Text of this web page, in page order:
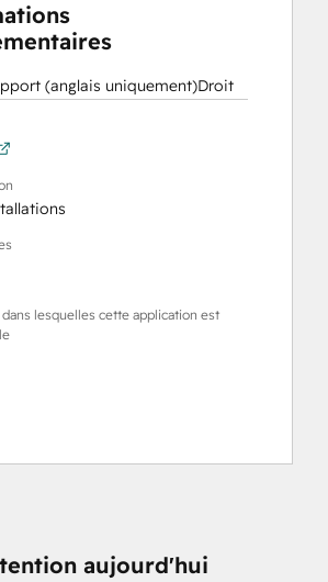
(anglais uniquement)Droit
dans lesquelles cette application est
aujourd'hui